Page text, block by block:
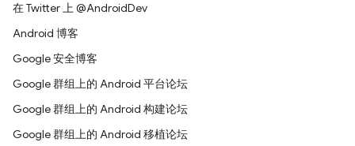
在 Twitter 上 @AndroidDev
Android 博客
Google 安全博客
Google 群组上的 Android 平台论坛
Google 群组上的 Android 构建论坛
Google 群组上的 Android 移植论坛